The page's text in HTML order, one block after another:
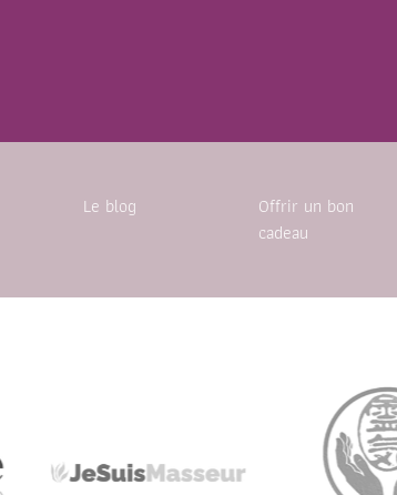
Le blog
Offrir un bon
cadeau